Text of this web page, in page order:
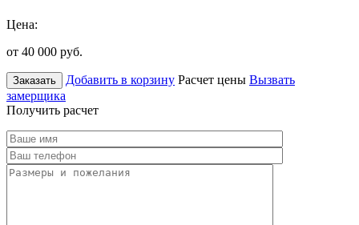
Цена:
от 40 000 руб.
Заказать Добавить в корзину Расчет цены Вызвать
замерщика
Получить расчет